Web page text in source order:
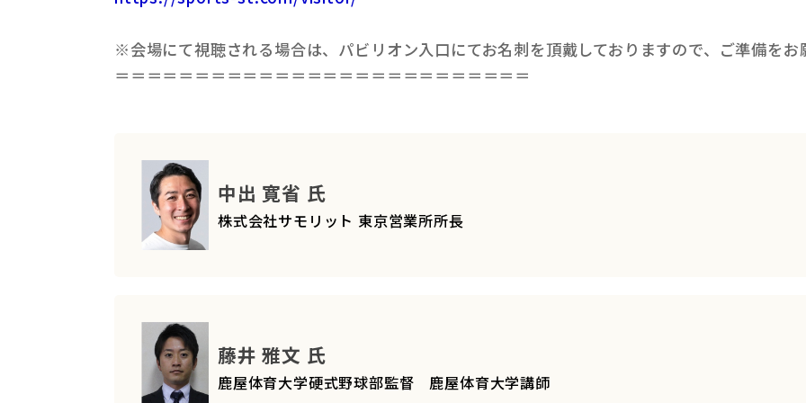
※会場にて視聴される場合は、パビリオン入口にてお名刺を頂戴しておりますので、ご準備をお
＝＝＝＝＝＝＝＝＝＝＝＝＝＝＝＝＝＝＝＝＝＝＝＝＝＝
中出 寛省 氏
株式会社サモリット 東京営業所所長
藤井 雅文 氏
鹿屋体育大学硬式野球部監督 鹿屋体育大学講師